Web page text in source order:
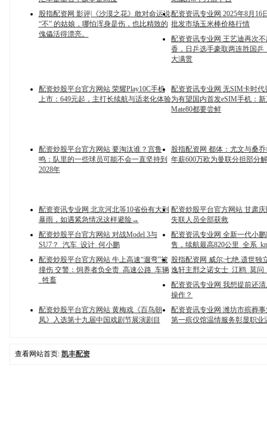
股指配资网 影评|《沙漠之花》敢对命运说
“不” 的姑娘，哪怕浑身是伤，也比精致的
傀儡活得漂亮。
配资资讯专业网 2025年8月16
批发市场玉米棒价格行情
配资资讯专业网 王艺迪再次
香，日乒选手豪取两连胜国乒
大满贯
配资炒股平台官方网站 荣耀Play10C手机
上市：649元起，主打长续航与适老化体验
配资资讯专业网 无SIM卡时代
为有望国内首发eSIM手机：
Mate80都要尝鲜
配资炒股平台官方网站 要淘汰谁？宫鲁
鸣：队里的一些球员可能不会一直坚持到
2028年
股指配资网 都体：尤文与桑
年薪600万欧为曼联分担部分
配资资讯专业网 北京河北等10省份有大到
暴雨，如遇紧急情况这样避险→
配资炒股平台官方网站 甘肃
失联人员全部获救
配资炒股平台官方网站 对战Model 3与
SU7？_汽车_设计_何小鹏
配资资讯专业网 全新一代小
售，续航最高820公里_全系
配资炒股平台官方网站 牛上高速“遛弯”被
撞伤 交警：饲养者负全责_高速公路_车辆
_牲畜
股指配资网 威尔:七绝.遗世
逸轩主邢之诺女士_江鸥_莫问
配资资讯专业网 我想提前还
操作？
配资炒股平台官方网站 黄梅戏《百鸟朝
凤》入选第十九届中国戏剧节展演剧目
配资资讯专业网 潍坊市殡葬
第一殡仪馆温情服务彰显职业
查看网站首页: 凯丰配资